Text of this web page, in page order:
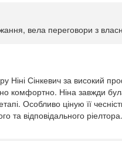
вела переговори з
Ніні Сінкевич за високий
комфортно. Ніна завжди
Особливо ціную її
та відповідального